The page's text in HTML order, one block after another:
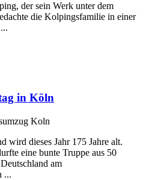
der sein Werk unter dem
die Kolpingsfamilie in einer
in Köln
wird dieses Jahr 175 Jahre alt.
eine bunte Truppe aus 50
am
...